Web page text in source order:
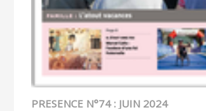
PRESENCE N°74 : JUIN 2024